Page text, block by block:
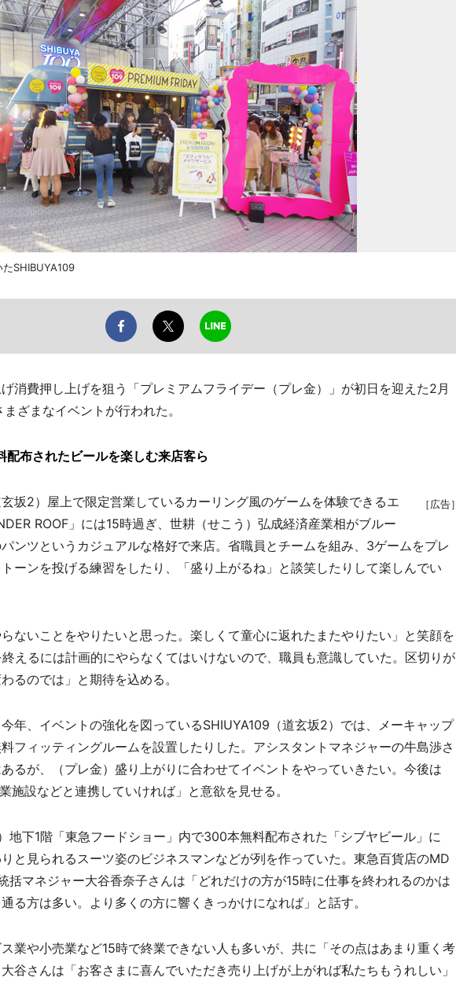
SHIBUYA109
消費押し上げを狙う「プレミアムフライデー（プレ金）」が初日を迎えた2月
ざまなイベントが行われた。
配布されたビールを楽しむ来店客ら
［広告］
坂2）屋上で限定営業しているカーリング風のゲームを体験できるエ
ROOF」には15時過ぎ、世耕（せこう）弘成経済産業相がブルー
ンツというカジュアルな格好で来店。省職員とチームを組み、3ゲームをプレ
ーンを投げる練習をしたり、「盛り上がるね」と談笑したりして楽しんでい
ないことをやりたいと思った。楽しくて童心に返れたまたやりたい」と笑顔を
えるには計画的にやらなくてはいけないので、職員も意識していた。区切りが
るのでは」と期待を込める。
年、イベントの強化を図っているSHIUYA109（道玄坂2）では、メーキャップ
フィッティングルームを設置したりした。アシスタントマネジャーの牛島渉さ
るが、（プレ金）盛り上がりに合わせてイベントをやっていきたい。今後は
施設などと連携していければ」と意欲を見せる。
下1階「東急フードショー」内で300本無料配布された「シブヤビール」に
と見られるスーツ姿のビジネスマンなどが列を作っていた。東急百貨店のMD
括マネジャー大谷香奈子さんは「どれだけの方が15時に仕事を終われるのかは
る方は多い。より多くの方に響くきっかけになれば」と話す。
業や小売業など15時で終業できない人も多いが、共に「その点はあまり重く考
谷さんは「お客さまに喜んでいただき売り上げが上がれば私たちもうれしい」